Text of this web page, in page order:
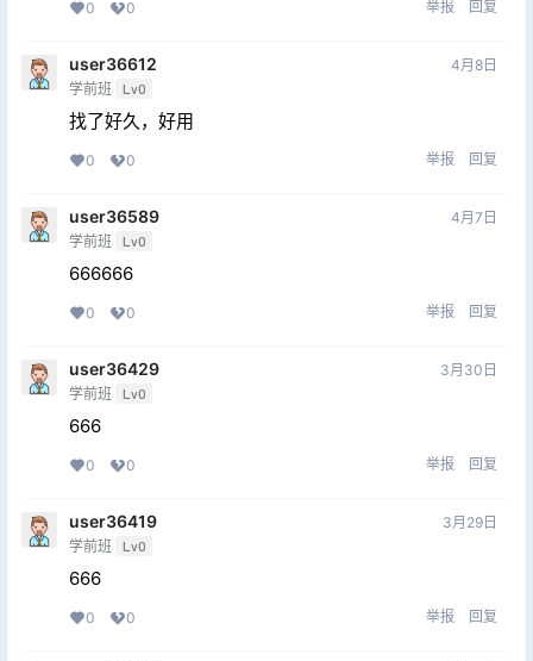
0 0 举报 回复
user36612
学前班 Lv0
4月8日
找了好久，好用
0 0 举报 回复
user36589
学前班 Lv0
4月7日
666666
0 0 举报 回复
user36429
学前班 Lv0
3月30日
666
0 0 举报 回复
user36419
学前班 Lv0
3月29日
666
0 0 举报 回复